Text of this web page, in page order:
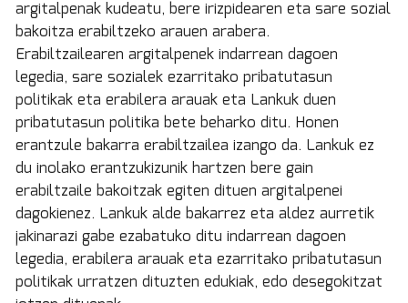
argitalpenak kudeatu, bere irizpidearen eta sare sozial
bakoitza erabiltzeko arauen arabera.
Erabiltzailearen argitalpenek indarrean dagoen
legedia, sare sozialek ezarritako pribatutasun
politikak eta erabilera arauak eta Lankuk duen
pribatutasun politika bete beharko ditu. Honen
erantzule bakarra erabiltzailea izango da. Lankuk ez
du inolako erantzukizunik hartzen bere gain
erabiltzaile bakoitzak egiten dituen argitalpenei
dagokienez. Lankuk alde bakarrez eta aldez aurretik
jakinarazi gabe ezabatuko ditu indarrean dagoen
legedia, erabilera arauak eta ezarritako pribatutasun
politikak urratzen dituzten edukiak, edo desegokitzat